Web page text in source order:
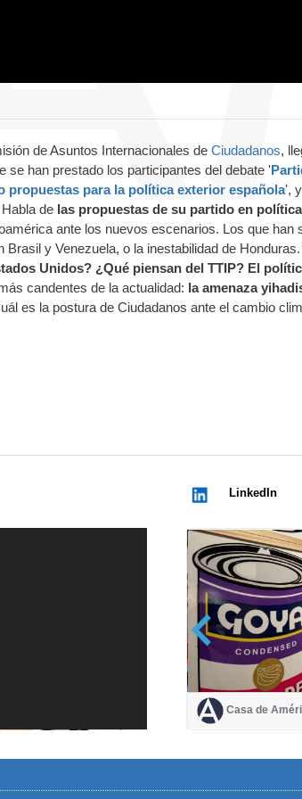
de Asuntos Internacionales de Ciudadanos,
han prestado los participantes del debate '
propuestas para la política exterior española',
de las propuestas de su partido en
ante los nuevos escenarios. Los que han
y Venezuela, o la inestabilidad de
Unidos? ¿Qué piensan del TTIP? El
candentes de la actualidad: la amenaza
es la postura de Ciudadanos ante el cambio
LinkedIn
Casa de